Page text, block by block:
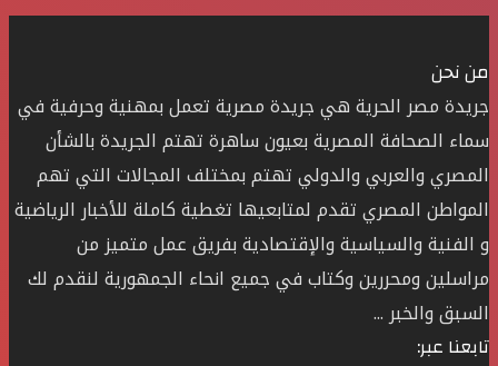
من نحن
جريدة مصر الحرية هي جريدة مصرية تعمل بمهنية وحرفية في
سماء الصحافة المصرية بعيون ساهرة تهتم الجريدة بالشأن
المصري والعربي والدولي تهتم بمختلف المجالات التي تهم
المواطن المصري تقدم لمتابعيها تغطية كاملة للأخبار الرياضية
و الفنية والسياسية والإقتصادية بفريق عمل متميز من
مراسلين ومحررين وكتاب في جميع انحاء الجمهورية لنقدم لك
السبق والخبر ...
تابعنا عبر: